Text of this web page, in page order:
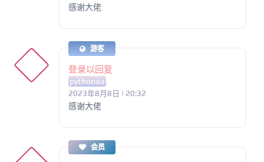
感谢大佬
游客
登录以回复
pythonaa
2023年8月8日 | 20:32
感谢大佬
会员